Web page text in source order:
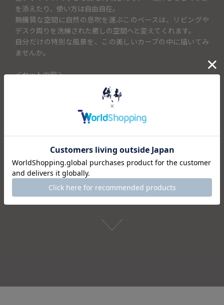
を添えたり、使い方は自由自在。
無機質な空間に自然の息吹を運ぶこのベースは、リビングや
デスク周りを洗練された癒しの空間へと変えてくれます。
自分だけの特別な風景を、この美しいカーブの中に描いてみ
ませんか。
＜セット内容＞
注意事項